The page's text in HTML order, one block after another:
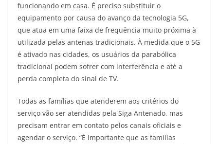
funcionando em casa. É preciso substituir o
equipamento por causa do avanço da tecnologia 5G,
que atua em uma faixa de frequência muito próxima à
utilizada pelas antenas tradicionais. À medida que o 5G
é ativado nas cidades, os usuários da parabólica
tradicional podem sofrer com interferência e até a
perda completa do sinal de TV.
Todas as famílias que atenderem aos critérios do
serviço vão ser atendidas pela Siga Antenado, mas
precisam entrar em contato pelos canais oficiais e
agendar o serviço. “É importante que as famílias